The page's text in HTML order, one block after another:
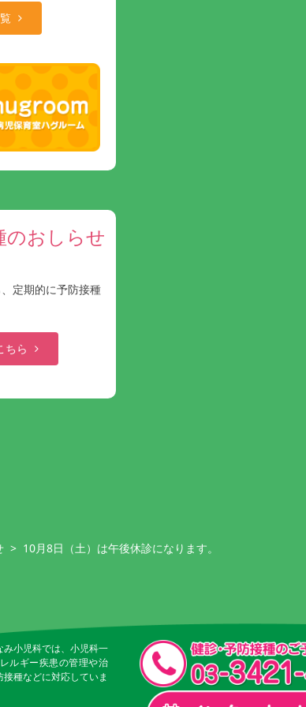
のおしらせ
定期的に予防接種
ちら
> 10月8日（土）は午後休診になります。
小児科では、小児科一
ルギー疾患の管理や治
種などに対応していま